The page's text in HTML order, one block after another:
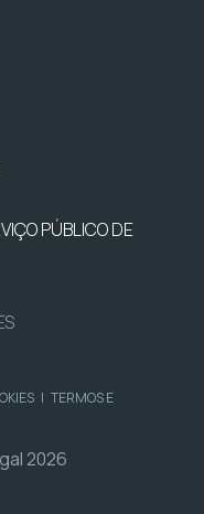
PÚBLICO DE
| TERMOS E
2026